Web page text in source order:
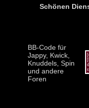
Schönen
BB-Code für
Jappy, Kwick,
Knuddels, Spin
und andere
Foren